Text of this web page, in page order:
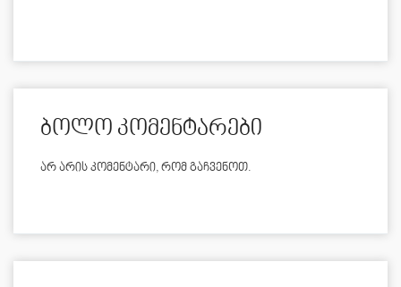
ბოლო კომენტარები
არ არის კომენტარი, რომ გაჩვენოთ.